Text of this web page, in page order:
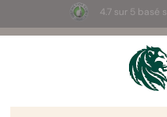
4.7 sur 5 basé
3 graines White